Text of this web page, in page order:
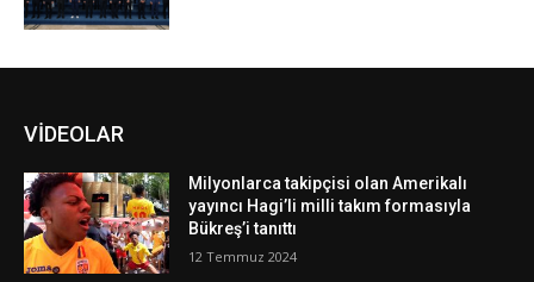
VİDEOLAR
Milyonlarca takipçisi olan Amerikalı
yayıncı Hagi’li milli takım formasıyla
Bükreş’i tanıttı
12 Temmuz 2024